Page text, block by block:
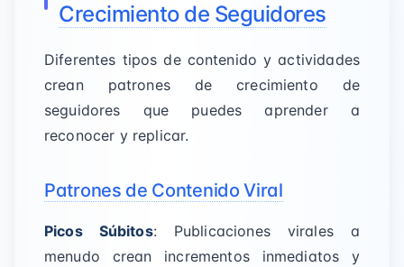
Crecimiento de Seguidores
Diferentes tipos de contenido y actividades
crean patrones de crecimiento de
seguidores que puedes aprender a
reconocer y replicar.
Patrones de Contenido Viral
Picos Súbitos: Publicaciones virales a
menudo crean incrementos inmediatos y